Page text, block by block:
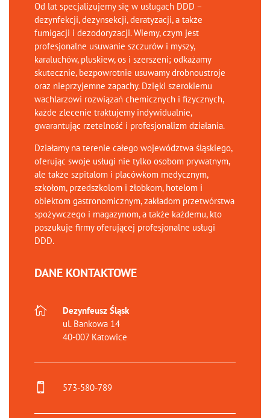
Od lat specjalizujemy się w usługach DDD –
dezynfekcji, dezynsekcji, deratyzacji, a także
fumigacji i dezodoryzacji. Wiemy, czym jest
profesjonalne usuwanie szczurów i myszy,
karaluchów, pluskiew, os i szerszeni; odkażamy
skutecznie, bezpowrotnie usuwamy drobnoustroje
oraz nieprzyjemne zapachy. Dzięki szerokiemu
wachlarzowi rozwiązań chemicznych i fizycznych,
każde zlecenie traktujemy indywidualnie,
gwarantując rzetelność i profesjonalizm działania.
Działamy na terenie całego województwa śląskiego,
oferując swoje usługi nie tylko osobom prywatnym,
ale także szpitalom i placówkom medycznym,
szkołom, przedszkolom i żłobkom, hotelom i
obiektom gastronomicznym, zakładom przetwórstwa
spożywczego i magazynom, a także każdemu, kto
poszukuje firmy oferującej profesjonalne usługi
DDD.
DANE KONTAKTOWE

Dezynfeusz Śląsk
ul. Bankowa 14
40-007 Katowice
 573-580-789